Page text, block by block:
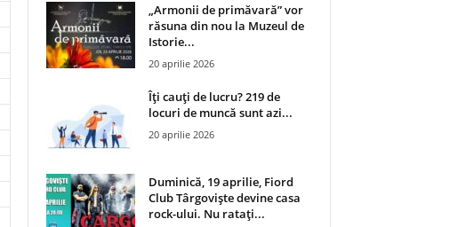
„Armonii de primăvară” vor
răsuna din nou la Muzeul de
Istorie...
20 aprilie 2026
Îți cauți de lucru? 219 de
locuri de muncă sunt azi...
20 aprilie 2026
Duminică, 19 aprilie, Fiord
Club Târgoviște devine casa
rock-ului. Nu ratați...